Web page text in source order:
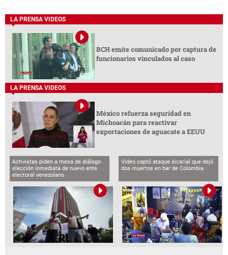
LA PRENSA VIDEOS
BCH emite comunicado por captura de
funcionarios vinculados al caso
LA PRENSA VIDEOS
México refuerza seguridad en
Michoacán para reactivar
exportaciones de aguacate a EEUU
Activistas piden a mesa de diálogo
elección inmediata de nuevo ente
electoral venezolano
Video captó ataque sicarial que dejó
dos muertos en bar de Colombia